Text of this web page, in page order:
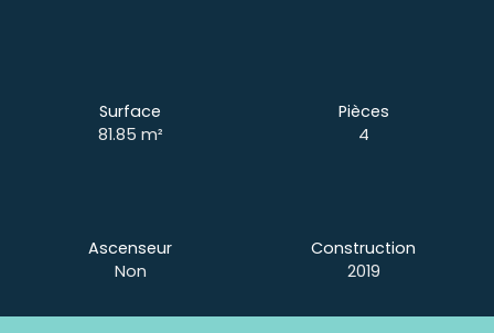
Surface
81.85 m²
Pièces
4
Ascenseur
Non
Construction
2019